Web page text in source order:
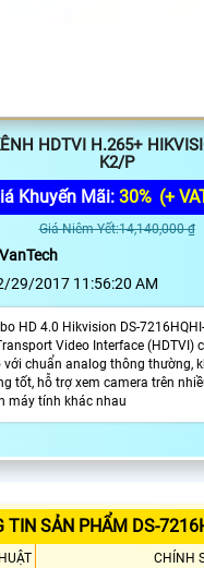
HDTVI H.265+
K2/P
Khuyến Mãi: 30% (+
Giá Niêm Yết:14,140,000 ₫
VanTech
29/2017 11:56:20 AM
HD 4.0 Hikvision DS-
Video Interface (HDTVI)
với chuẩn analog thông thường,
tốt, hỗ trợ xem camera trên
máy tính khác nhau
TIN SẢN PHẨM DS-
CHÍNH